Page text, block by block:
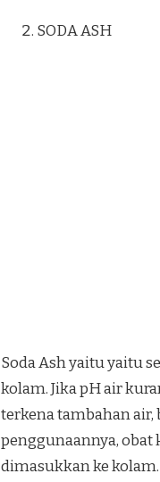
SODA ASH
Soda Ash yaitu yaitu
kolam. Jika pH air
terkena tambahan
penggunaannya,
dimasukkan ke